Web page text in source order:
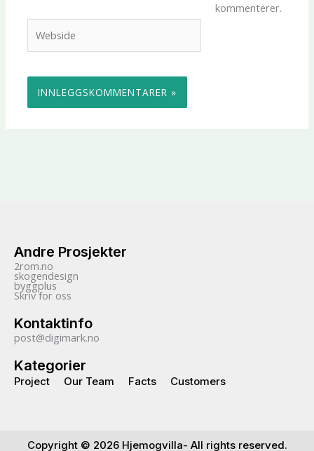
kommenterer.
Andre Prosjekter
2rom.no
skogendesign
byggplus
Skriv for oss
Kontaktinfo
post@digimark.no
Kategorier
Project Our Team Facts Customers
Copyright © 2026 Hjemogvilla- All rights reserved.